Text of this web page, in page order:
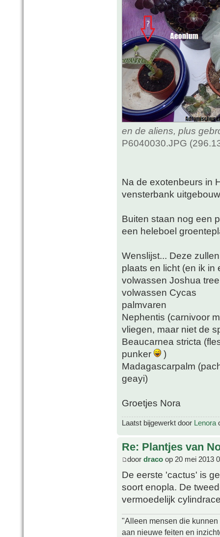
en de aliens, plus
P6040030.JPG
Na de exotenbeurs in
vensterbank
Buiten staan nog een
een heleboel
Wenslijst... Deze
plaats en licht (en ik in
volwassen Joshua tree
volwassen Cycas
palmvaren
Nephentis (carnivoor
vliegen, maar niet de
Beaucarnea stricta
punker
)
Madagascarpalm
geayi)
Groetjes Nora
Laatst bijgewerkt door Lenora
Re: Plantjes van
door draco op 20 mei 2013
De eerste 'cactus' is
soort enopla. De
vermoedelijk
"Alleen mensen die
aan nieuwe feiten en